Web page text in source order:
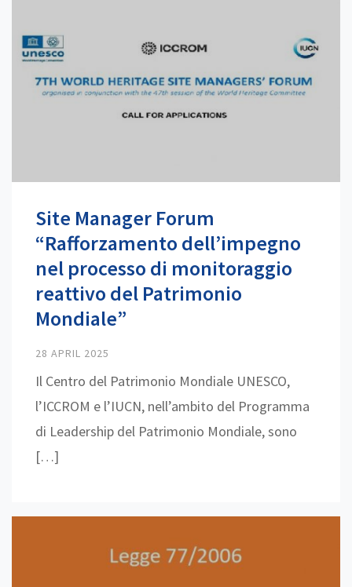
Site Manager Forum
“Rafforzamento dell’impegno
nel processo di monitoraggio
reattivo del Patrimonio
Mondiale”
28 APRIL 2025
Il Centro del Patrimonio Mondiale UNESCO,
l’ICCROM e l’IUCN, nell’ambito del Programma
di Leadership del Patrimonio Mondiale, sono
[…]